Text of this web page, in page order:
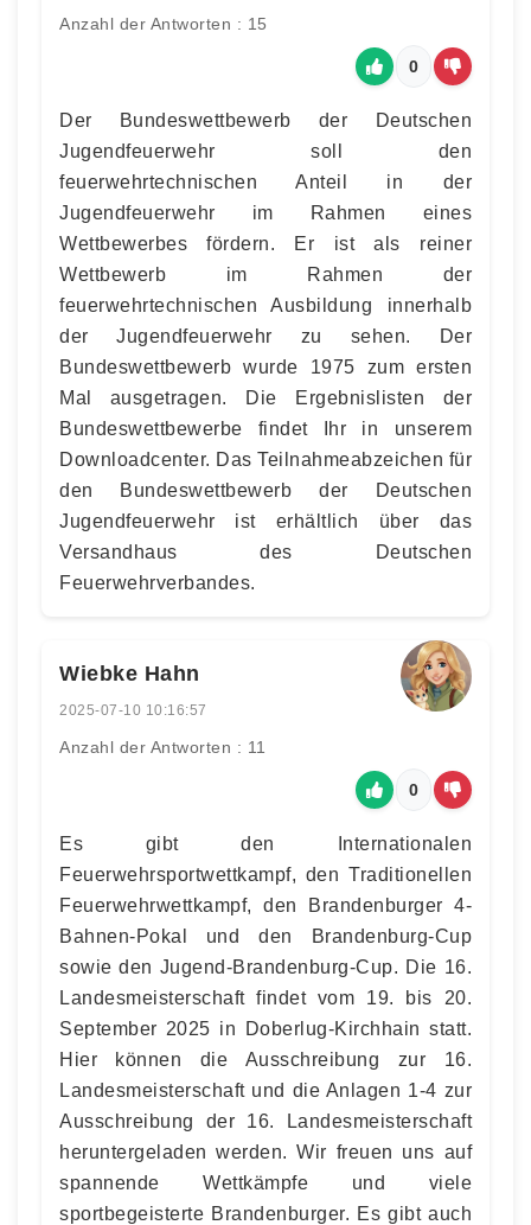
Anzahl der Antworten : 15
0
Der Bundeswettbewerb der Deutschen
Jugendfeuerwehr soll den
feuerwehrtechnischen Anteil in der
Jugendfeuerwehr im Rahmen eines
Wettbewerbes fördern. Er ist als reiner
Wettbewerb im Rahmen der
feuerwehrtechnischen Ausbildung innerhalb
der Jugendfeuerwehr zu sehen. Der
Bundeswettbewerb wurde 1975 zum ersten
Mal ausgetragen. Die Ergebnislisten der
Bundeswettbewerbe findet Ihr in unserem
Downloadcenter. Das Teilnahmeabzeichen für
den Bundeswettbewerb der Deutschen
Jugendfeuerwehr ist erhältlich über das
Versandhaus des Deutschen
Feuerwehrverbandes.
Wiebke Hahn
2025-07-10 10:16:57
Anzahl der Antworten : 11
0
Es gibt den Internationalen
Feuerwehrsportwettkampf, den Traditionellen
Feuerwehrwettkampf, den Brandenburger 4-
Bahnen-Pokal und den Brandenburg-Cup
sowie den Jugend-Brandenburg-Cup. Die 16.
Landesmeisterschaft findet vom 19. bis 20.
September 2025 in Doberlug-Kirchhain statt.
Hier können die Ausschreibung zur 16.
Landesmeisterschaft und die Anlagen 1-4 zur
Ausschreibung der 16. Landesmeisterschaft
heruntergeladen werden. Wir freuen uns auf
spannende Wettkämpfe und viele
sportbegeisterte Brandenburger. Es gibt auch